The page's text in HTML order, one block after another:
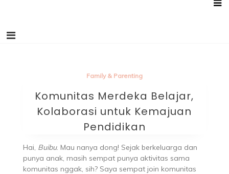
Family & Parenting
Komunitas Merdeka Belajar,
Kolaborasi untuk Kemajuan
Pendidikan
Hai, Buibu. Mau nanya dong! Sejak berkeluarga dan
punya anak, masih sempat punya aktivitas sama
komunitas nggak, sih? Saya sempat join komunitas